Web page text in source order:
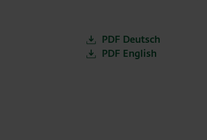
PDF Deutsch
PDF English